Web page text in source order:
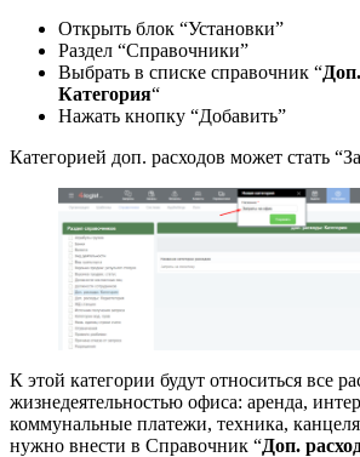
Открыть блок “Установки”
Раздел “Справочники”
Выбрать в списке справочник “
Категория“
Нажать кнопку “Добавить”
Категорией доп. расходов может стать
К этой категории будут относиться все
жизнедеятельностью офиса: аренда,
коммунальные платежи, техника,
нужно внести в Справочник “Доп.